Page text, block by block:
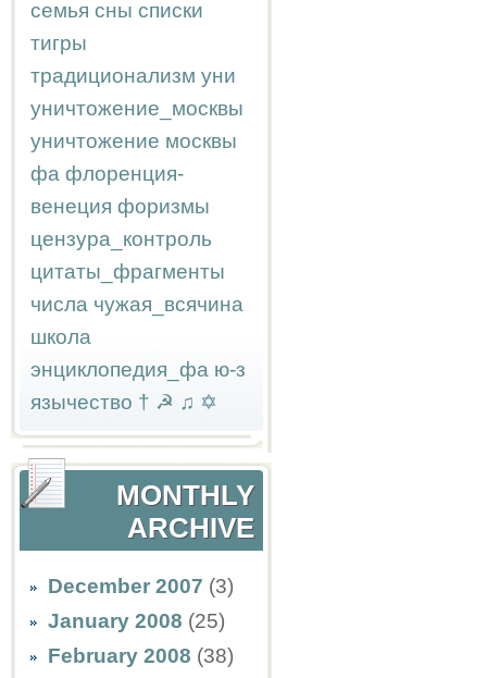
семья сны списки
тигры
традиционализм уни
уничтожение_москвы
уничтожение москвы
фа флоренция-
венеция форизмы
цензура_контроль
цитаты_фрагменты
числа чужая_всячина
школа
энциклопедия_фа ю-з
язычество † ☭ ♫ ✡
MONTHLY
ARCHIVE
December 2007 (3)
January 2008 (25)
February 2008 (38)